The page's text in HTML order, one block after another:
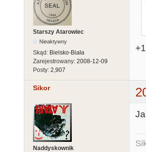
Starszy Atarowiec
Nieaktywny
Skąd: Bielsko-Biała
Zarejestrowany: 2008-12-09
Posty: 2,907
Sikor
Naddyskownik